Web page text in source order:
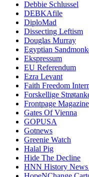
Debbie Schlussel
DEBKAfile
DiploMad
Dissecting Leftism
Douglas Murray
Egyptian
Ekspressum
EU Referendum
Ezra Levant
Faith Freedom
Forskellige
Frontpage Magazine
Gates Of Vienna
GOPUSA
Gotnews
Greenie Watch
Halal Pig
Hide The Decline
HNN History